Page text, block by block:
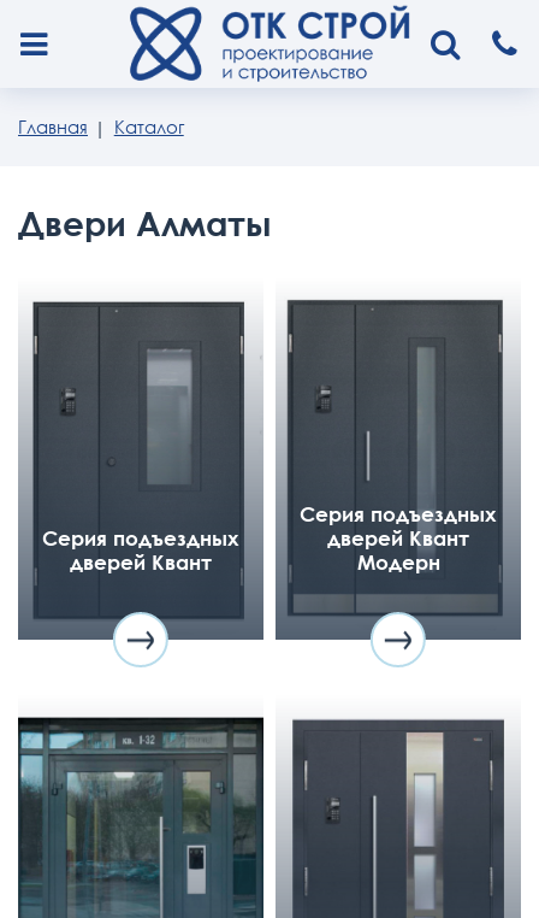
Главная Каталог
Двери Алматы
Серия подъездных
дверей Квант
Серия подъездных
дверей Квант
Модерн